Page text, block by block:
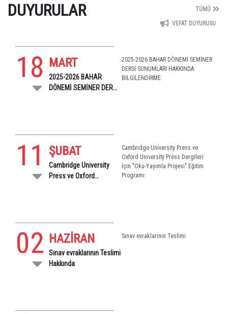
DUYURULAR
VEFAT DUYURUSU
TÜMÜ
18 MART
2025-2026 BAHAR
DÖNEMİ SEMİNER DERSİ
2025-2026 BAHAR DÖNEMİ SEMİNER
DERSİ SUNUMLARI HAKKINDA
BİLGİLENDİRME
11 ŞUBAT
Cambridge University
Press ve Oxford
Cambridge University Press ve
Oxford University Press Dergileri
İçin "Oku-Yayımla Projesi" Eğitim
Programı
02 HAZİRAN
Sınav evraklarının Teslimi
Hakkında
Sınav evraklarının Teslimi